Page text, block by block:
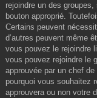
rejoindre un des
bouton approprié.
Certains peuvent
d’autres peuvent même
vous pouvez le rejoindre
vous pouvez rejoindre le
approuvée par un chef
pourquoi vous souhaitez
approuvera ou non votre